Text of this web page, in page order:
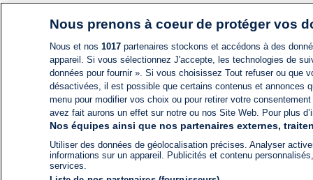
Nous prenons à coeur de protéger vos
Nous et nos 1017partenaires stockons et accédons à des
appareil. Si vous sélectionnez J'accepte, les technologies de
données pour fournir ». Si vous choisissez Tout refuser ou
désactivées, il est possible que certains contenus et annonces
menu pour modifier vos choix ou pour retirer votre
avez fait aurons un effet sur notre ou nos Site Web. Pour plus
Nos équipes ainsi que nos partenaires externes,
Utiliser des données de géolocalisation précises. Analyser
informations sur un appareil. Publicités et contenu
services.